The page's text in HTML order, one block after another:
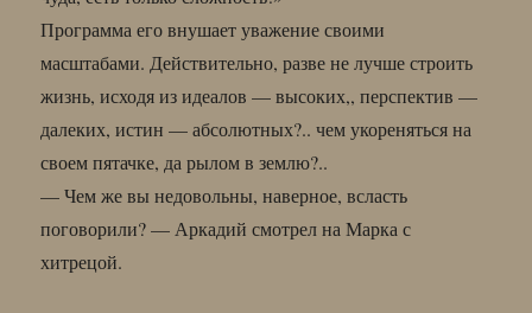
Программа его внушает уважение своими
масштабами. Действительно, разве не лучше строить
жизнь, исходя из идеалов — высоких,, перспектив —
далеких, истин — абсолютных?.. чем укореняться на
своем пятачке, да рылом в землю?..
— Чем же вы недовольны, наверное, всласть
поговорили? — Аркадий смотрел на Марка с
хитрецой.